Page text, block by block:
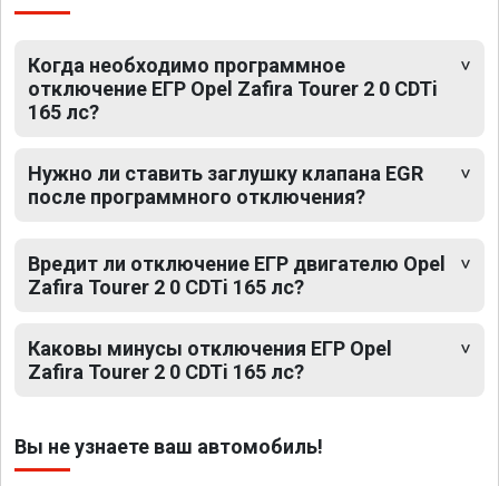
Когда необходимо программное
отключение ЕГР Opel Zafira Tourer 2 0 CDTi
165 лс?
Нужно ли ставить заглушку клапана EGR
после программного отключения?
Вредит ли отключение ЕГР двигателю Opel
Zafira Tourer 2 0 CDTi 165 лс?
Каковы минусы отключения ЕГР Opel
Zafira Tourer 2 0 CDTi 165 лс?
Вы не узнаете ваш автомобиль!